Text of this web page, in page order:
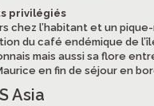
privilégiés
chez l’habitant et un
du café endémique de
mais aussi sa flore
en fin de séjour en
Asia